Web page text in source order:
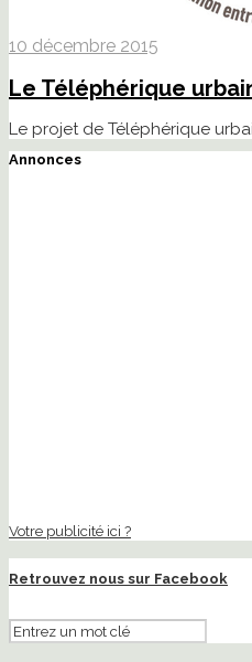
10 décembre 2015
Le Téléphérique
Le projet de Téléphérique
Annonces
Votre publicité ici ?
Retrouvez nous sur Facebook